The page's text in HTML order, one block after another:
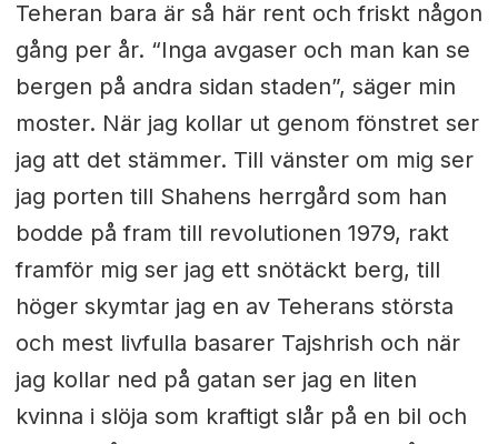
Teheran bara är så här rent och friskt någon
gång per år. “Inga avgaser och man kan se
bergen på andra sidan staden”, säger min
moster. När jag kollar ut genom fönstret ser
jag att det stämmer. Till vänster om mig ser
jag porten till Shahens herrgård som han
bodde på fram till revolutionen 1979, rakt
framför mig ser jag ett snötäckt berg, till
höger skymtar jag en av Teherans största
och mest livfulla basarer Tajshrish och när
jag kollar ned på gatan ser jag en liten
kvinna i slöja som kraftigt slår på en bil och